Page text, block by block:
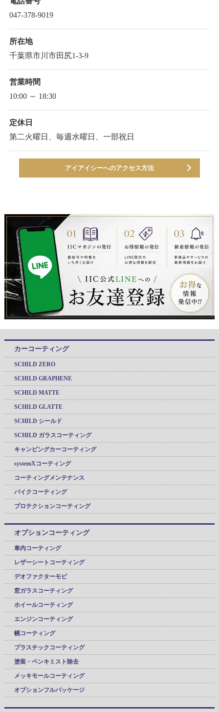
047-378-9019
所在地
千葉県市川市田尻1-3-9
営業時間
10:00 ～ 18:30
定休日
第二火曜日、毎週水曜日、一部祝日
アイアイシーへのアクセス方法
カーコーティング
SCHILD ZERO
SCHILD GRAPHENE
SCHILD MATTE
SCHILD GLATTE
SCHILD シールド
SCHILD ガラスコーティング
キャンピングカーコーティング
systemXコーティング
コーティングメンテナンス
バイクコーティング
プロテクションコーティング
オプションコーティング
車内コーティング
レザーシートコーティング
デオファクターモビ
窓ガラスコーティング
ホイールコーティング
エンジンコーティング
幌コーティング
プラスチックコーティング
塗装・ペンキミスト除去
メッキモールコーティング
オプションフルパッケージ